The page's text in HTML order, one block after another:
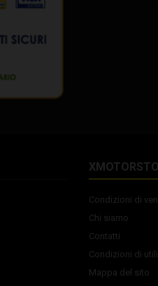
Condizioni di
Chi siamo
Contatti
Condizioni di
Mappa del sito